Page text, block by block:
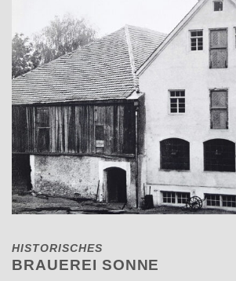
HISTORISCHES
BRAUEREI SONNE